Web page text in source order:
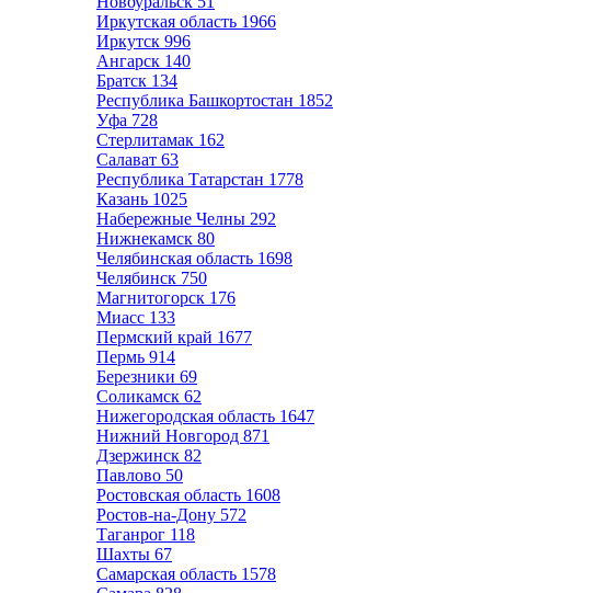
Иркутская область 1966
Иркутск 996
Ангарск 140
Братск 134
Республика Башкортостан 1852
Уфа 728
Стерлитамак 162
Салават 63
Республика Татарстан 1778
Казань 1025
Набережные Челны 292
Нижнекамск 80
Челябинская область 1698
Челябинск 750
Магнитогорск 176
Миасс 133
Пермский край 1677
Пермь 914
Березники 69
Соликамск 62
Нижегородская область 1647
Нижний Новгород 871
Дзержинск 82
Павлово 50
Ростовская область 1608
Ростов-на-Дону 572
Таганрог 118
Шахты 67
Самарская область 1578